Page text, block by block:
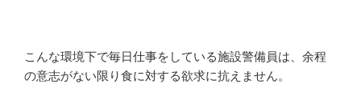
こんな環境下で毎日仕事をしている施設警備員は、余程
の意志がない限り食に対する欲求に抗えません。